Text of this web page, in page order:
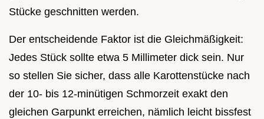
Stücke geschnitten werden.
Der entscheidende Faktor ist die Gleichmäßigkeit:
Jedes Stück sollte etwa 5 Millimeter dick sein. Nur
so stellen Sie sicher, dass alle Karottenstücke nach
der 10- bis 12-minütigen Schmorzeit exakt den
gleichen Garpunkt erreichen, nämlich leicht bissfest